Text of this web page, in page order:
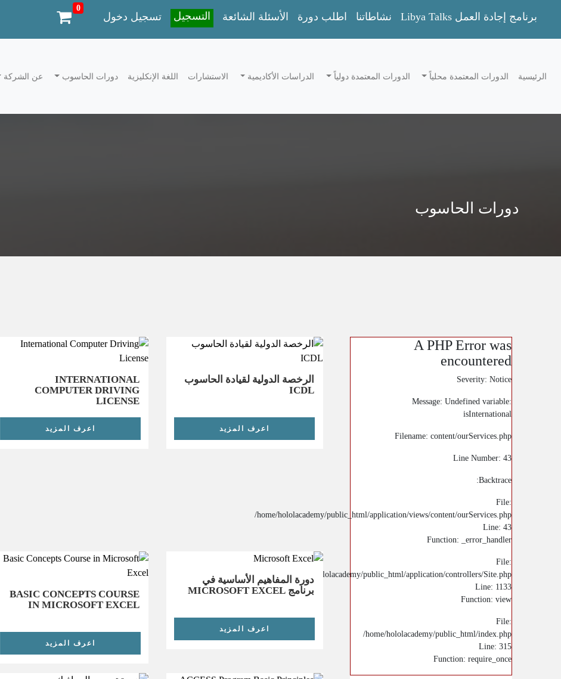
Libya Talks برنامج إجادة العمل نشاطاتنا اطلب دورة الأسئلة الشائعة التسجيل تسجيل دخول
0
الرئيسية الدورات المعتمدة محلياً الدورات المعتمدة دولياً الدراسات الأكاديمية الاستشارات اللغة الإنكليزية دورات الحاسوب عن الشركة
دورات الحاسوب
A PHP Error was
encountered
Severity: Notice
Message: Undefined variable:
isInternational
Filename: content/ourServices.php
Line Number: 43
Backtrace:
File:
/home/hololacademy/public_html/application/views/content/ourServices.php
Line: 43
Function: _error_handler
File:
/home/hololacademy/public_html/application/controllers/Site.php
Line: 1133
Function: view
File:
/home/hololacademy/public_html/index.php
Line: 315
Function: require_once
الرخصة الدولية لقيادة الحاسوب
ICDL
اعرف المزيد
INTERNATIONAL
COMPUTER DRIVING
LICENSE
اعرف المزيد
دورة المفاهيم الأساسية في
برنامج MICROSOFT EXCEL
اعرف المزيد
BASIC CONCEPTS COURSE
IN MICROSOFT EXCEL
اعرف المزيد